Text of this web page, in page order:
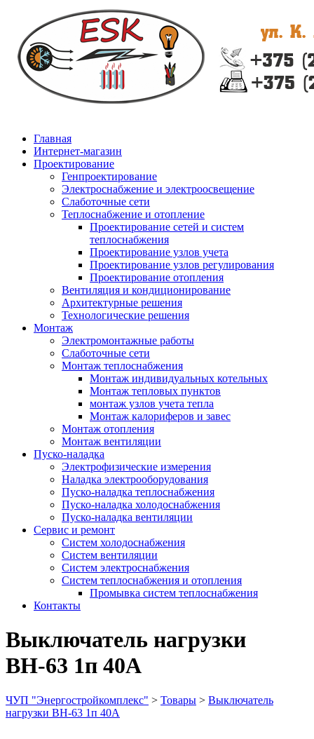
Главная
Интернет-магазин
Проектирование
Генпроектирование
Электроснабжение и электроосвещение
Слаботочные сети
Теплоснабжение и отопление
Проектирование сетей и систем
теплоснабжения
Проектирование узлов учета
Проектирование узлов регулирования
Проектирование отопления
Вентиляция и кондиционирование
Архитектурные решения
Технологические решения
Монтаж
Электромонтажные работы
Слаботочные сети
Монтаж теплоснабжения
Монтаж индивидуальных котельных
Монтаж тепловых пунктов
монтаж узлов учета тепла
Монтаж калориферов и завес
Монтаж отопления
Монтаж вентиляции
Пуско-наладка
Электрофизические измерения
Наладка электрооборудования
Пуско-наладка теплоснабжения
Пуско-наладка холодоснабжения
Пуско-наладка вентиляции
Сервис и ремонт
Систем холодоснабжения
Систем вентиляции
Систем электроснабжения
Систем теплоснабжения и отопления
Промывка систем теплоснабжения
Контакты
Выключатель нагрузки
ВН-63 1п 40А
ЧУП "Энергостройкомплекс" > Товары > Выключатель
нагрузки ВН-63 1п 40А